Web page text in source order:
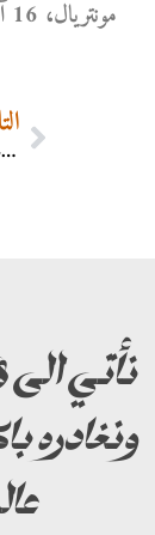
مونتریال، 16 آب ۲۰۰۰
حين تشكُّ بأقربِ المُقرَّبين اليك تبدأ في فهمِ حقائق هذا الكون .
نأتي الى
ونغادره